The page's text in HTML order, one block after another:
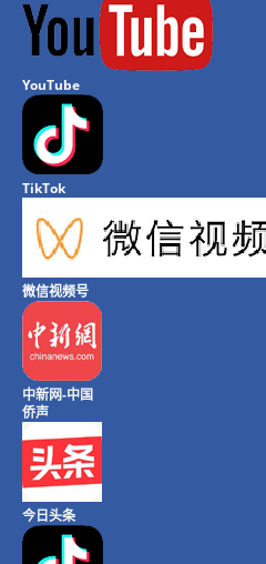
YouTube
TikTok
微信视频号
中新网-中国
侨声
今日头条